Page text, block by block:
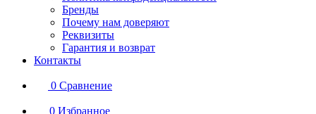
Бренды
Почему нам доверяют
Реквизиты
Гарантия и возврат
Контакты
0 Сравнение
0 Избранное